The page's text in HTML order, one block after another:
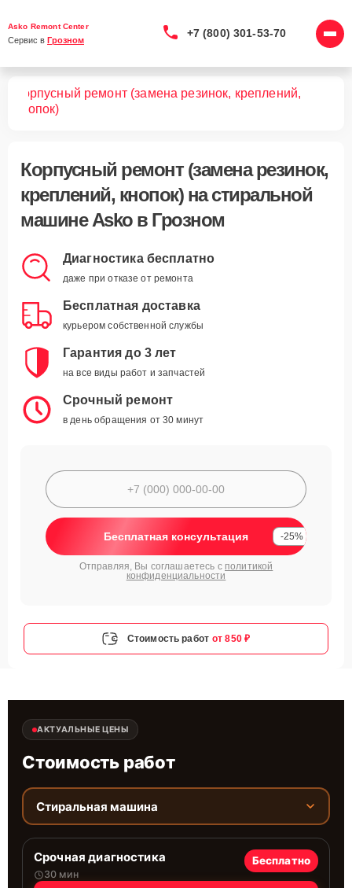
Asko Remont Center
Сервис в Грозном
+7 (800) 301-53-70
Корпусный ремонт (замена резинок, креплений,
кнопок)
Корпусный ремонт (замена резинок,
креплений, кнопок)на стиральной
машине Asko в Грозном
Диагностика бесплатно
даже при отказе от ремонта
Бесплатная доставка
курьером собственной службы
Гарантия до 3 лет
на все виды работ и запчастей
Срочный ремонт
в день обращения от 30 минут
Бесплатная консультация -25%
Отправляя, Вы соглашаетесь с политикой
конфиденциальности
Стоимость работ от 850 ₽
АКТУАЛЬНЫЕ ЦЕНЫ
Стоимость работ
Стиральная машина
Срочная диагностика
30 мин
Бесплатно